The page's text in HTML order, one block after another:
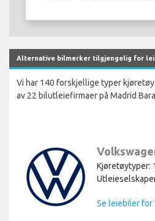
Alternative bilmerker tilgjengelig for
Vi har 140 forskjellige typer
av 22 bilutleiefirmaer på Madrid
Kjøretøytyper:
Se leiebiler for